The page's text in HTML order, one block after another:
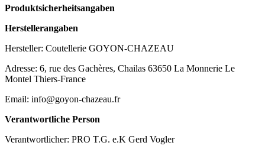
Produktsicherheitsangaben
Herstellerangaben
Hersteller: Coutellerie GOYON-CHAZEAU
Adresse: 6, rue des Gachères, Chailas 63650 La Monnerie Le
Montel Thiers-France
Email: info@goyon-chazeau.fr
Verantwortliche Person
Verantwortlicher: PRO T.G. e.K Gerd Vogler